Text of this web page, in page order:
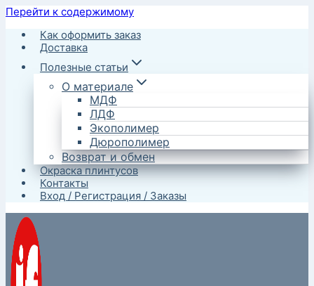
Перейти к содержимому
Как оформить заказ
Доставка
Полезные статьи
О материале
МДФ
ЛДФ
Экополимер
Дюрополимер
Возврат и обмен
Окраска плинтусов
Контакты
Вход / Регистрация / Заказы